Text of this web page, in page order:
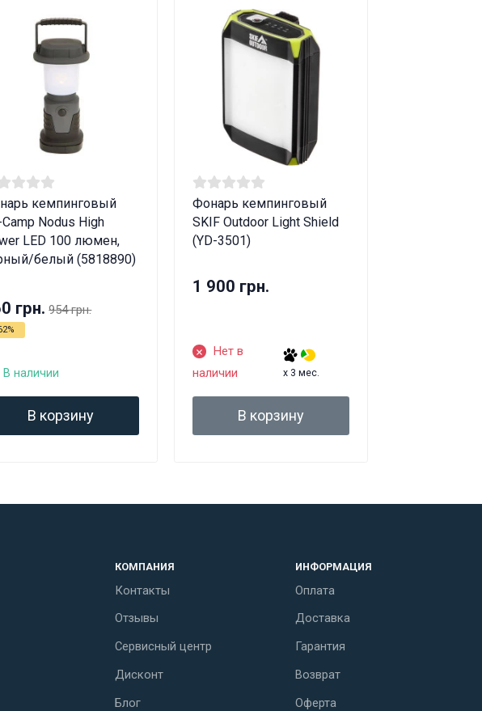
кемпинговый
Nodus High
LED 100 люмен,
белый (5818890)
грн. 954 грн.
В наличии
В корзину
Фонарь кемпинговый
SKIF Outdoor Light Shield
(YD-3501)
1 900 грн.
Нет в
наличии
x 3 мес.
В корзину
КОМПАНИЯ
Контакты
Отзывы
Сервисный центр
Дисконт
Блог
ИНФОРМАЦИЯ
Оплата
Доставка
Гарантия
Возврат
Оферта